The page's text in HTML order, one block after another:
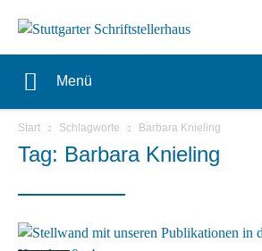
Menü
Start Schlagworte Barbara Knieling
Tag: Barbara Knieling